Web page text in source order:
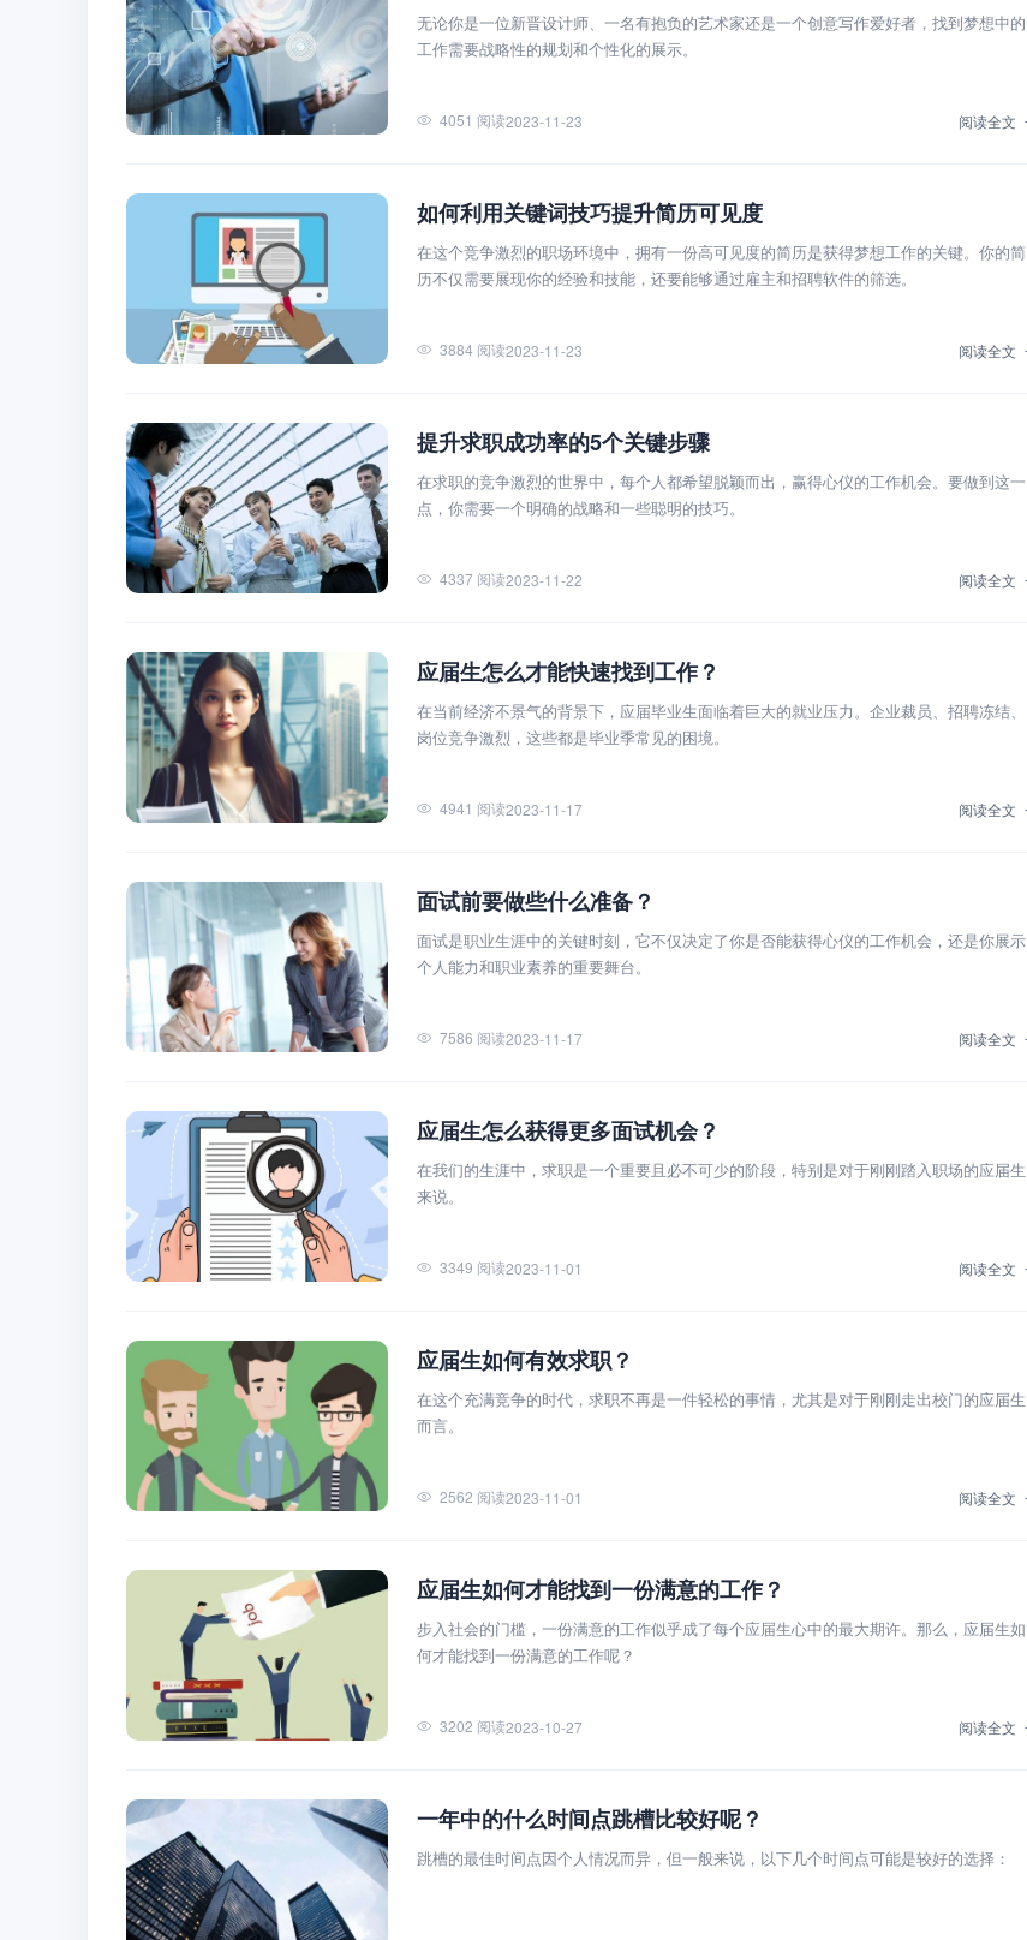
无论你是一位新晋设计师、一名有抱负的艺术家还是一个创意写作爱好者，找到梦想中的
工作需要战略性的规划和个性化的展示。
4051 阅读2023-11-23 阅读全文
如何利用关键词技巧提升简历可见度
在这个竞争激烈的职场环境中，拥有一份高可见度的简历是获得梦想工作的关键。你的简
历不仅需要展现你的经验和技能，还要能够通过雇主和招聘软件的筛选。
3884 阅读2023-11-23 阅读全文
提升求职成功率的5个关键步骤
在求职的竞争激烈的世界中，每个人都希望脱颖而出，赢得心仪的工作机会。要做到这一
点，你需要一个明确的战略和一些聪明的技巧。
4337 阅读2023-11-22 阅读全文
应届生怎么才能快速找到工作？
在当前经济不景气的背景下，应届毕业生面临着巨大的就业压力。企业裁员、招聘冻结、
岗位竞争激烈，这些都是毕业季常见的困境。
4941 阅读2023-11-17 阅读全文
面试前要做些什么准备？
面试是职业生涯中的关键时刻，它不仅决定了你是否能获得心仪的工作机会，还是你展示
个人能力和职业素养的重要舞台。
7586 阅读2023-11-17 阅读全文
应届生怎么获得更多面试机会？
在我们的生涯中，求职是一个重要且必不可少的阶段，特别是对于刚刚踏入职场的应届生
来说。
3349 阅读2023-11-01 阅读全文
应届生如何有效求职？
在这个充满竞争的时代，求职不再是一件轻松的事情，尤其是对于刚刚走出校门的应届生
而言。
2562 阅读2023-11-01 阅读全文
应届生如何才能找到一份满意的工作？
步入社会的门槛，一份满意的工作似乎成了每个应届生心中的最大期许。那么，应届生如
何才能找到一份满意的工作呢？
3202 阅读2023-10-27 阅读全文
一年中的什么时间点跳槽比较好呢？
跳槽的最佳时间点因个人情况而异，但一般来说，以下几个时间点可能是较好的选择：